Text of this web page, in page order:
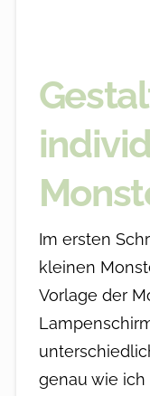
Im ersten
kleinen
Vorlage der
genau wie